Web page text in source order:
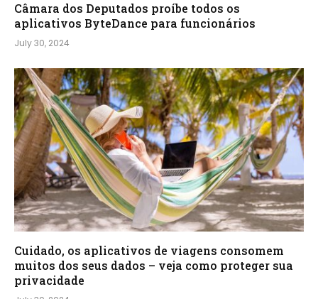
Câmara dos Deputados proíbe todos os
aplicativos ByteDance para funcionários
July 30, 2024
Cuidado, os aplicativos de viagens consomem
muitos dos seus dados – veja como proteger sua
privacidade